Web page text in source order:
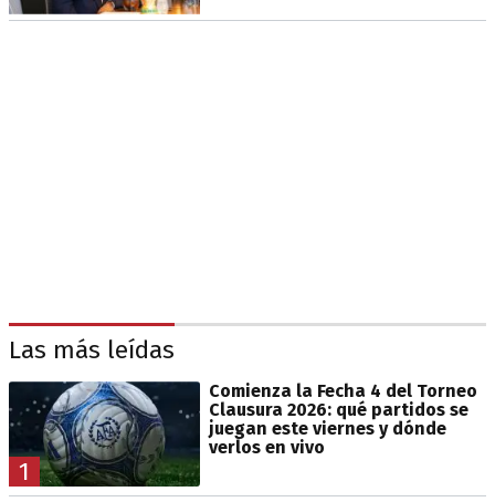
Las más leídas
1
Comienza la Fecha 4 del Torneo
Clausura 2026: qué partidos se
juegan este viernes y dónde
verlos en vivo